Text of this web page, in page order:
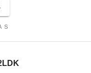
Ｓ